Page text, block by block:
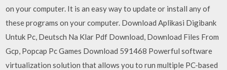
on your computer. It is an easy way to update or install any of
these programs on your computer. Download Aplikasi Digibank
Untuk Pc, Deutsch Na Klar Pdf Download, Download Files From
Gcp, Popcap Pc Games Download 591468 Powerful software
virtualization solution that allows you to run multiple PC-based